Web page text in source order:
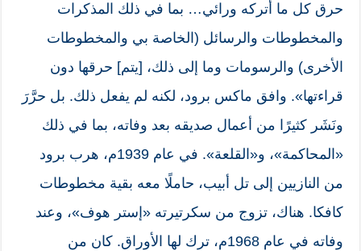
حرق كل ما أتركه ورائي… بما في ذلك المذكرات
والمخطوطات والرسائل (الخاصة بي والمخطوطات
الأخرى) والرسومات وما إلى ذلك، [يتم] حرقها دون
قراءتها». وافق ماكس برود، لكنه لم يفعل ذلك. بل حرَّرَ
ونَشَر كثيرًا من أعمال صديقه بعد وفاته، بما في ذلك
«المحاكمة»، و«القلعة». في عام 1939م، هرب برود
من النازيين إلى تل أبيب، حاملًا معه بقية مخطوطات
كافكا. هناك، تزوج من سكرتيرته «إستر هوف»، وعند
وفاته في عام 1968م، ترك لها الأوراق. كان من